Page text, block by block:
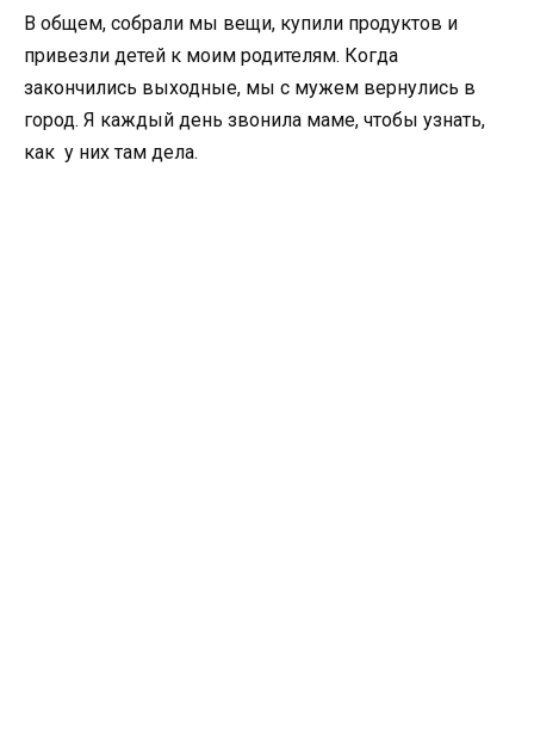
В общем, собрали мы вещи, купили продуктов и
привезли детей к моим родителям. Когда
закончились выходные, мы с мужем вернулись в
город. Я каждый день звонила маме, чтобы узнать,
как у них там дела.